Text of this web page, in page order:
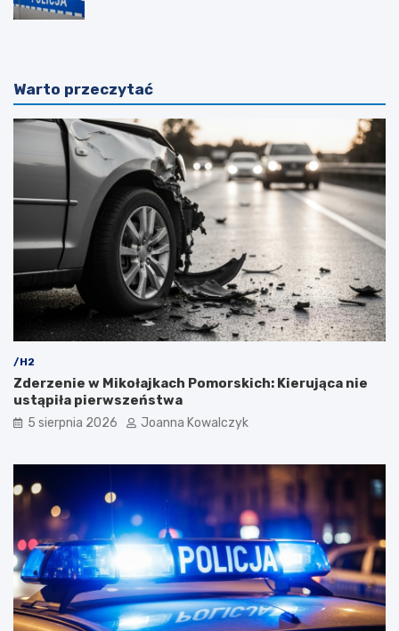
Warto przeczytać
/H2
Zderzenie w Mikołajkach Pomorskich: Kierująca nie
ustąpiła pierwszeństwa
5 sierpnia 2026 Joanna Kowalczyk